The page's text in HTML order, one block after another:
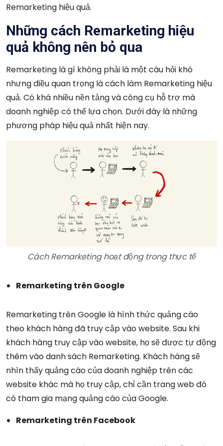
Remarketing hiệu quả.
Những cách Remarketing hiệu
quả không nên bỏ qua
Remarketing là gì không phải là một câu hỏi khó
nhưng điều quan trọng là cách làm Remarketing hiệu
quả. Có khá nhiều nền tảng và công cụ hỗ trợ mà
doanh nghiệp có thể lựa chọn. Dưới đây là những
phương pháp hiệu quả nhất hiện nay.
Cách Remarketing hoạt động trong thực tế
Remarketing trên Google
Remarketing trên Google là hình thức quảng cáo
theo khách hàng đã truy cập vào website. Sau khi
khách hàng truy cập vào website, họ sẽ được tự động
thêm vào danh sách Remarketing. Khách hàng sẽ
nhìn thấy quảng cáo của doanh nghiệp trên các
website khác mà họ truy cập, chỉ cần trang web đó
có tham gia mạng quảng cáo của Google.
Remarketing trên Facebook